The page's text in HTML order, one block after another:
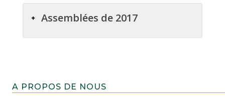
Assemblées de 2017
A PROPOS DE NOUS